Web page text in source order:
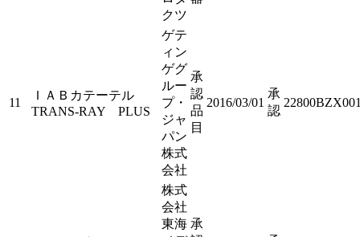
クツ
11
ＩＡＢカテーテル
TRANS-RAY PLUS
ゲテ
ィン
ゲグ
ルー
プ・
ジャ
パン
株式
会社
承
認
品
目
2016/03/01
承
認
株式
会社
東海 承